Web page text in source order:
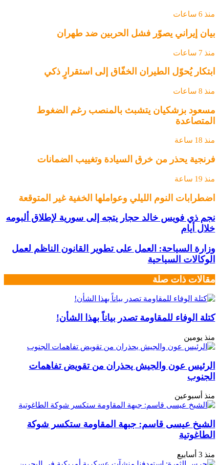
منذ 6 ساعات
بيان إيراني يصوّر فشل الحربين ضد طهران
منذ 7 ساعات
ابتكار يُحوّل الطيران الخفّاق إلى استقرارٍ ذكي
منذ 8 ساعات
مسعود بزشكيان يتشبث بالمنصب رغم الضغوط
المتصاعدة
منذ 18 ساعة
فرنجية يحذر من خرق السيادة وتغييب الضمانات
منذ 19 ساعة
اضطرابات النوم الليلي وعواملها الخفية غير المتوقعة
نجم ذي فويس خالد حجار يتجه إلى سورية لإطلاق ألبومه
خلال أيام
وزارة السياحة: العمل على تطوير القانون الناظم لعمل
الوكالات السياحية
مقالات ذات صلة
كتلة الوفاء للمقاومة تصدر بياناً بهذا الشأن!
منذ يومين
الرئيس عون والجيش يحذران من تقويض تفاهمات
الجنوب
منذ أسبوعين
الشيخ عيسى قاسم: جبهة المقاومة ستكسر شوكة
الطاغوتية
منذ 3 أسابيع